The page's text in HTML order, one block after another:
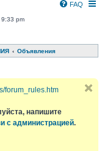
FAQ
9:33 pm
Объявления
forum_rules.htm
напишите
с администрацией.